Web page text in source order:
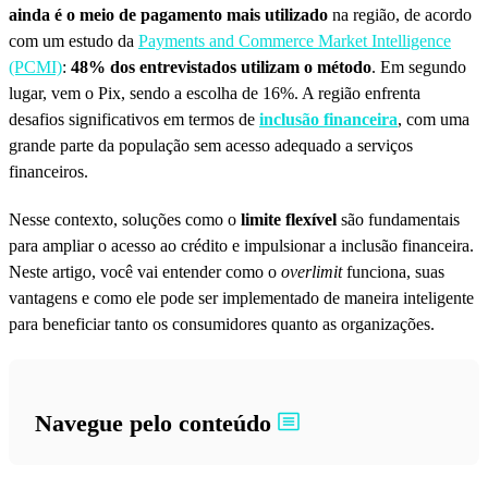
ainda é o meio de pagamento mais utilizado na região, de acordo
com um estudo da Payments and Commerce Market Intelligence
(PCMI): 48% dos entrevistados utilizam o método. Em segundo
lugar, vem o Pix, sendo a escolha de 16%. A região enfrenta
desafios significativos em termos de inclusão financeira, com uma
grande parte da população sem acesso adequado a serviços
financeiros.
Nesse contexto, soluções como o limite flexível são fundamentais
para ampliar o acesso ao crédito e impulsionar a inclusão financeira.
Neste artigo, você vai entender como o overlimitfunciona, suas
vantagens e como ele pode ser implementado de maneira inteligente
para beneficiar tanto os consumidores quanto as organizações.
Navegue pelo conteúdo